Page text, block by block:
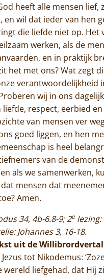
heeft alle mensen lief,
en wil dat ieder van hen
die liefde niet op. Het
werken, als de
en in praktijk
het met ons? Wat zegt
verantwoordelijkheid
wij in ons
liefde, respect, eerbied
van mensen ver
goed liggen, en hen
is heel
van de
als we samenwerken,
mensen dat
Amen.
34, 4b-6.8-9; 2elezing:
Johannes 3, 16-18.
uit de
tot Nikodemus:
wereld liefgehad, dat Hij